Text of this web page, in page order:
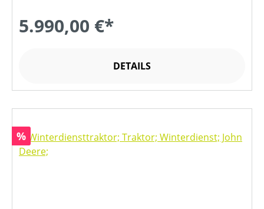
5.990,00 €*
DETAILS
Rabatt
%